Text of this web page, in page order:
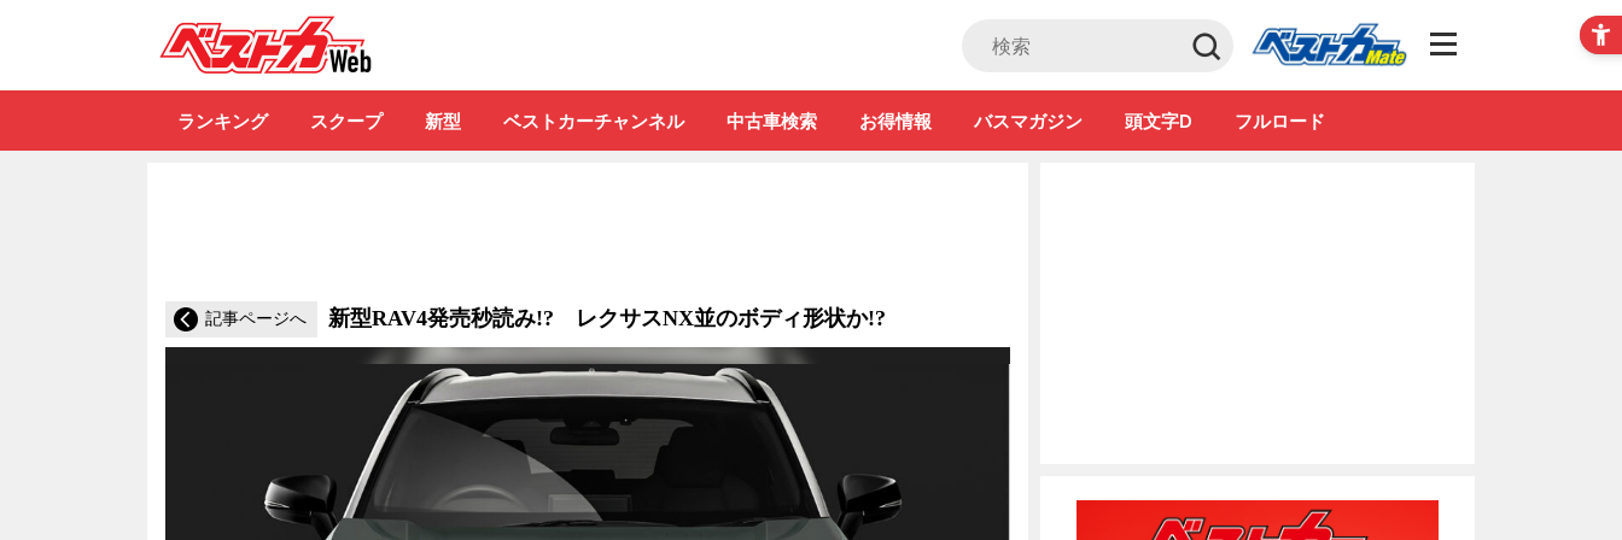
Club
ランキング スクープ 新型 ベストカーチャンネル 中古車検索 お得情報 バスマガジン 頭文字D フルロード
記事ページへ 新型RAV4発売秒読み!? レクサスNX並のボディ形状か!?